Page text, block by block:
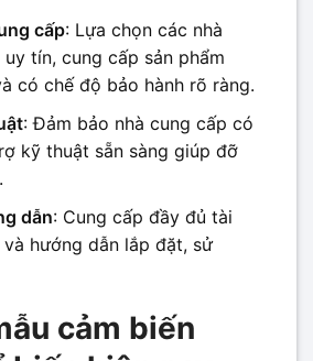
cấp: Lựa chọn các nhà
tín, cung cấp sản phẩm
có chế độ bảo hành rõ ràng.
: Đảm bảo nhà cung cấp có
kỹ thuật sẵn sàng giúp đỡ
dẫn: Cung cấp đầy đủ tài
hướng dẫn lắp đặt, sử
cảm biến